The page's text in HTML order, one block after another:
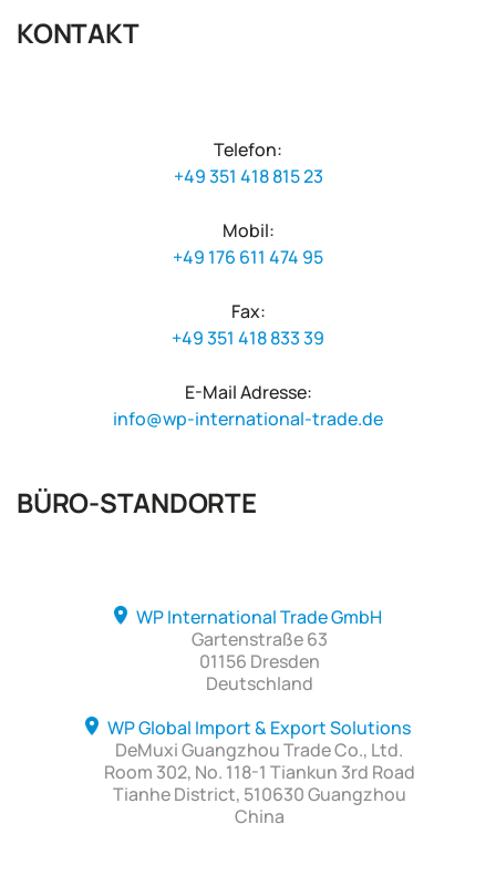
KONTAKT
Telefon:
+49 351 418 815 23
Mobil:
+49 176 611 474 95
Fax:
+49 351 418 833 39
E-Mail Adresse:
info@wp-international-trade.de
BÜRO-STANDORTE
WP International Trade GmbH
Gartenstraße 63
01156 Dresden
Deutschland
WP Global Import & Export Solutions
DeMuxi Guangzhou Trade Co., Ltd.
Room 302, No. 118-1 Tiankun 3rd Road
Tianhe District, 510630 Guangzhou
China